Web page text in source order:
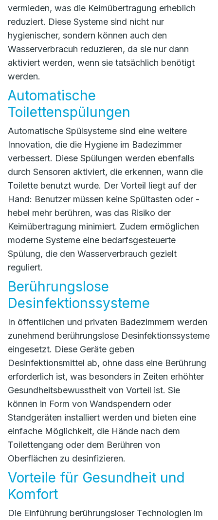
vermieden, was die Keimübertragung erheblich
reduziert. Diese Systeme sind nicht nur
hygienischer, sondern können auch den
Wasserverbracuh reduzieren, da sie nur dann
aktiviert werden, wenn sie tatsächlich benötigt
werden.
Automatische
Toilettenspülungen
Automatische Spülsysteme sind eine weitere
Innovation, die die Hygiene im Badezimmer
verbessert. Diese Spülungen werden ebenfalls
durch Sensoren aktiviert, die erkennen, wann die
Toilette benutzt wurde. Der Vorteil liegt auf der
Hand: Benutzer müssen keine Spültasten oder -
hebel mehr berühren, was das Risiko der
Keimübertragung minimiert. Zudem ermöglichen
moderne Systeme eine bedarfsgesteuerte
Spülung, die den Wasserverbrauch gezielt
reguliert.
Berührungslose
Desinfektionssysteme
In öffentlichen und privaten Badezimmern werden
zunehmend berührungslose Desinfektionssysteme
eingesetzt. Diese Geräte geben
Desinfektionsmittel ab, ohne dass eine Berührung
erforderlich ist, was besonders in Zeiten erhöhter
Gesundheitsbewusstheit von Vorteil ist. Sie
können in Form von Wandspendern oder
Standgeräten installiert werden und bieten eine
einfache Möglichkeit, die Hände nach dem
Toilettengang oder dem Berühren von
Oberflächen zu desinfizieren.
Vorteile für Gesundheit und
Komfort
Die Einführung berührungsloser Technologien im